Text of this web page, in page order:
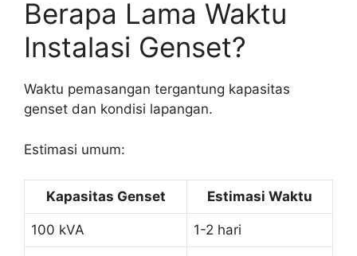
Berapa Lama Waktu
Instalasi Genset?
Waktu pemasangan tergantung kapasitas
genset dan kondisi lapangan.
Estimasi umum:
Kapasitas Genset Estimasi Waktu
100 kVA 1-2 hari